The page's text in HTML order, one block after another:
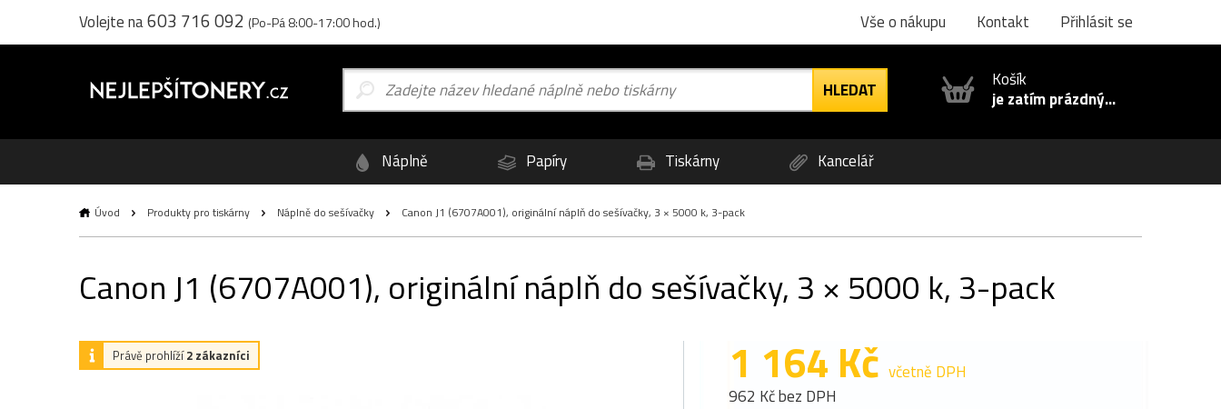
Volejte na603 716 092 (Po-Pá 8:00-17:00 hod.) Vše o nákupu Kontakt Přihlásit se
Košík
je zatím prázdný...
Náplně Papíry Tiskárny Kancelář
Úvod Produkty pro tiskárny Náplně do sešívačky Canon J1 (6707A001), originální náplň do sešívačky, 3 × 5000 k, 3-pack
Canon J1 (6707A001), originální náplň do sešívačky, 3 × 5000 k, 3-pack
Právě prohlíží2 zákazníci 1 164 Kč včetně DPH
962 Kč bez DPH